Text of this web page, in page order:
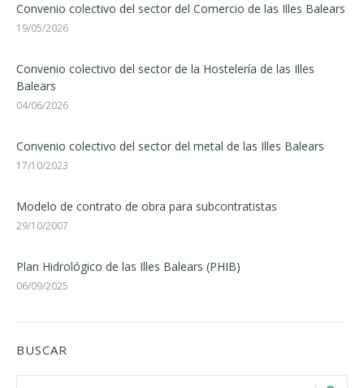
Convenio colectivo del sector del Comercio de las Illes Balears
19/05/2026
Convenio colectivo del sector de la Hostelería de las Illes
Balears
04/06/2026
Convenio colectivo del sector del metal de las Illes Balears
17/10/2023
Modelo de contrato de obra para subcontratistas
29/10/2007
Plan Hidrológico de las Illes Balears (PHIB)
06/09/2025
BUSCAR